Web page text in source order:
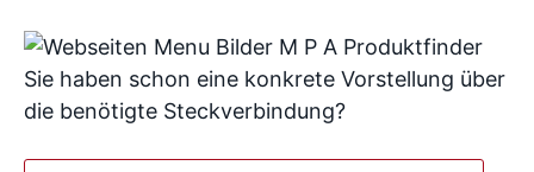
Sie haben schon eine konkrete Vorstellung über
die benötigte Steckverbindung?